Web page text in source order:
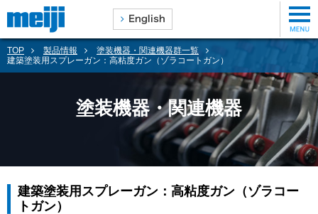
TOP 製品情報
塗装機器・関連機器群一覧
建築塗装用スプレーガン：高粘度ガン（ゾラコートガン）
塗装機器・関連機器
建築塗装用スプレーガン：高粘度ガン（ゾラコー
トガン）